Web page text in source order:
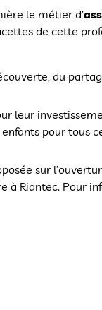
le métier d’
de cette
du
leur
pour tous
sur
Riantec. Pour